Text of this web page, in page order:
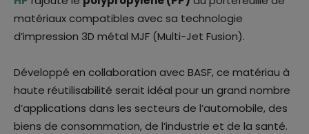
matériaux compatibles avec sa technologie
d’impression 3D métal MJF (Multi-Jet Fusion).
Développé en collaboration avec BASF, ce matériau à
haute réutilisabilité serait idéal pour un grand nombre
d’applications dans les secteurs de l’automobile, des
biens de consommation, de l’industrie et de la santé.